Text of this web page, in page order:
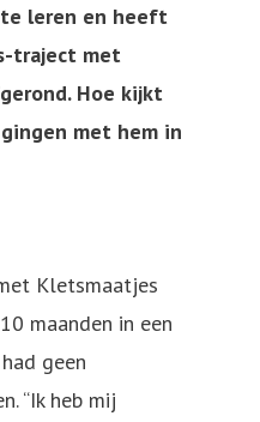
leren en heeft
traject met
Hoe kijkt
met hem in
Kletsmaatjes
maanden in een
geen
“Ik heb mij